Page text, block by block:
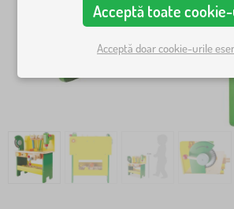
Acceptă toate
Acceptă doar cookie-urile